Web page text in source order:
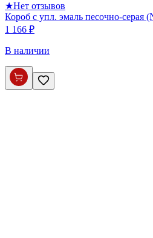
★Нет отзывов
Короб с упл. эмаль песочно-серая
1 166 ₽
В наличии